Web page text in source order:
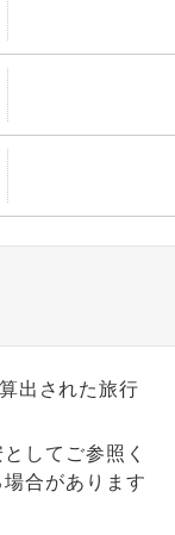
出された旅行
してご参照く
合があります